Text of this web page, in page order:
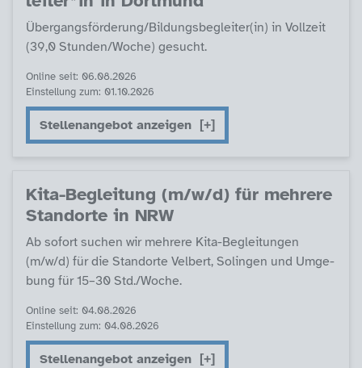
Über­gangs­för­de­rung/Bil­dungs­be­g­lei­ter(in) in Voll­zeit
(39,0 Stun­­den/Wo­che) ge­sucht.
Online seit: 06.08.2026
Einstellung zum: 01.10.2026
Stellenangebot anzeigen
Ki­ta-Be­g­lei­tung (m/w/d) für meh­re­re
Stand­or­te in NRW
Ab so­fort su­chen wir meh­re­re Ki­ta-Be­g­lei­tun­gen
(m/w/d) für die Stand­or­te Vel­bert, So­lin­gen und Um­ge­
bung für 15–30 Std./Wo­che.
Online seit: 04.08.2026
Einstellung zum: 04.08.2026
Stellenangebot anzeigen